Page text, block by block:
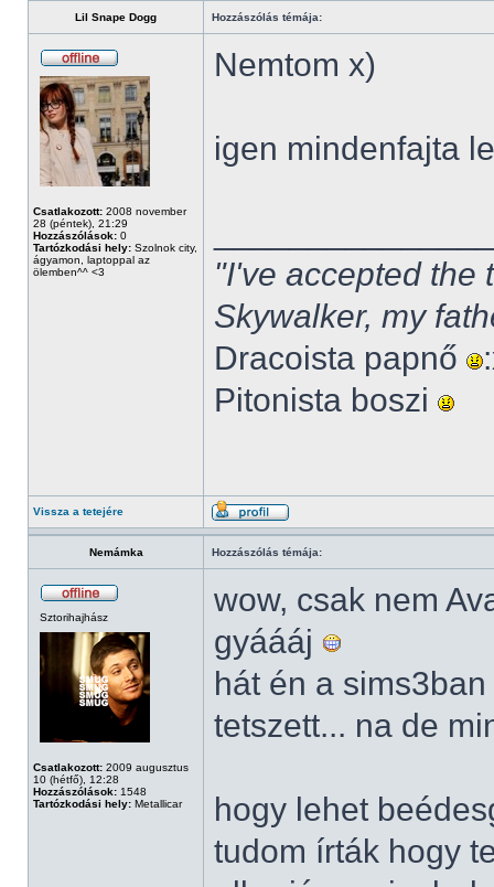
Lil Snape Dogg Hozzászólás témája:
Csatlakozott: 2008 november
28 (péntek), 21:29
Hozzászólások: 0
Tartózkodási hely: Szolnok city,
ágyamon, laptoppal az
ölemben^^ <3
Nemtom x)
igen mindenfajta
"I've accepted the
Skywalker, my
Dracoista papnő
Pitonista boszi
Vissza a tetejére
Nemámka Hozzászólás témája:
Sztorihajhász
Csatlakozott: 2009 augusztus
10 (hétfő), 12:28
Hozzászólások: 1548
Tartózkodási hely: Metallicar
wow, csak nem
gyáááj
hát én a
tetszett... na de
hogy lehet
tudom írták hogy